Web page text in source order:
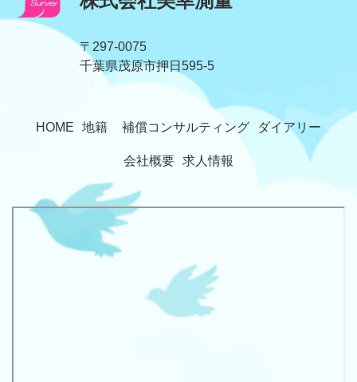
〒297-0075
​​​​​​​千葉県茂原市押日595-5
HOME 地籍 補償コンサルティング ダイアリー
会社概要 求人情報